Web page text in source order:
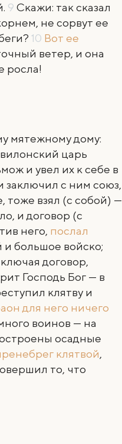
9 Скажи: так сказал
не сорвут ее
10 Вот ее
ветер, и она
росла!
мятежному дому:
царь
и увел их к себе в
заключил с ним союз,
тоже взял (с собой) —
и договор (с
него, послал
и большое войско;
договор,
Господь Бог — в
клятву и
для него ничего
воинов — на
осадные
клятвой,
то, что